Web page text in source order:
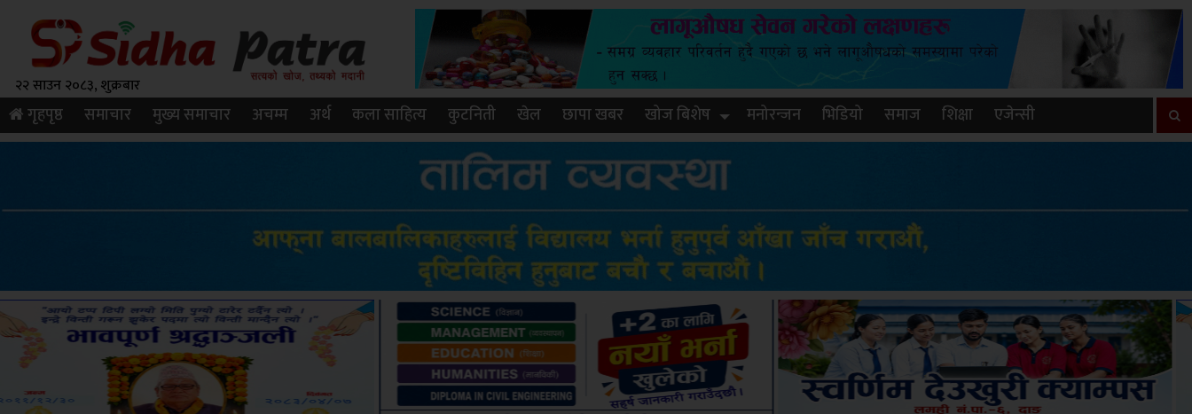
२२ साउन २०८३, शुक्रबार
गृहपृष्ठ समाचार मुख्य समाचार अचम्म अर्थ कला साहित्य कुटनिती खेल छापा खबर खोज बिशेष मनोरन्जन भिडियो समाज शिक्षा एजेन्सी